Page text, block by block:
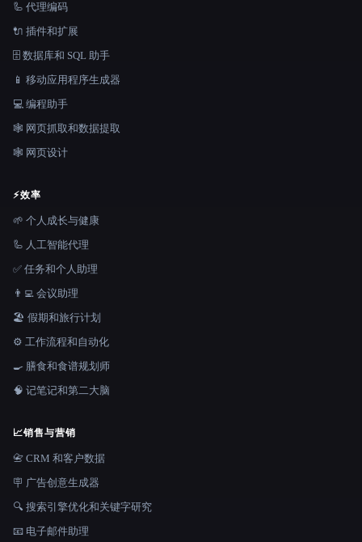
🦾 代理编码
🔌 插件和扩展
🗄️ 数据库和 SQL 助手
📱 移动应用程序生成器
💻 编程助手
🕸️ 网页抓取和数据提取
🕸 网页设计
⚡效率
🌱 个人成长与健康
🦾 人工智能代理
✅ 任务和个人助理
👨‍💻 会议助理
🏖 假期和旅行计划
⚙️ 工作流程和自动化
🍳 膳食和食谱规划师
🧠 记笔记和第二大脑
📈销售与营销
📇 CRM 和客户数据
🪧 广告创意生成器
🔍 搜索引擎优化和关键字研究
📧 电子邮件助理